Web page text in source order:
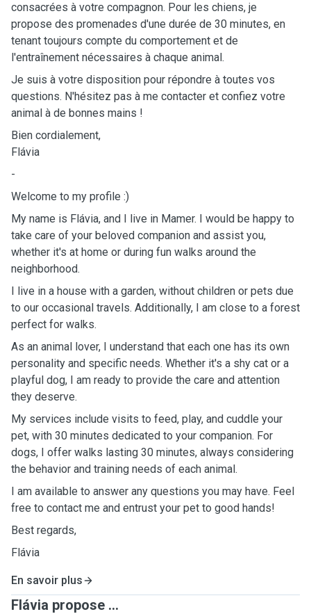
consacrées à votre compagnon. Pour les chiens, je
propose des promenades d'une durée de 30 minutes, en
tenant toujours compte du comportement et de
l'entraînement nécessaires à chaque animal.
Je suis à votre disposition pour répondre à toutes vos
questions. N'hésitez pas à me contacter et confiez votre
animal à de bonnes mains !
Bien cordialement,
Flávia
-
Welcome to my profile :)
My name is Flávia, and I live in Mamer. I would be happy to
take care of your beloved companion and assist you,
whether it's at home or during fun walks around the
neighborhood.
I live in a house with a garden, without children or pets due
to our occasional travels. Additionally, I am close to a forest
perfect for walks.
As an animal lover, I understand that each one has its own
personality and specific needs. Whether it's a shy cat or a
playful dog, I am ready to provide the care and attention
they deserve.
My services include visits to feed, play, and cuddle your
pet, with 30 minutes dedicated to your companion. For
dogs, I offer walks lasting 30 minutes, always considering
the behavior and training needs of each animal.
I am available to answer any questions you may have. Feel
free to contact me and entrust your pet to good hands!
Best regards,
Flávia
En savoir plus
Flávia propose ...